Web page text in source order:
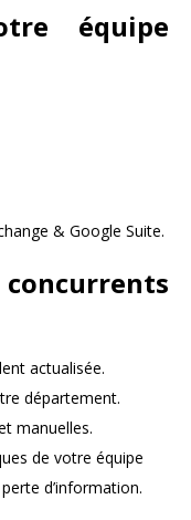
équipe
& Google Suite.
actualisée.
département.
manuelles.
de votre équipe
d’information.